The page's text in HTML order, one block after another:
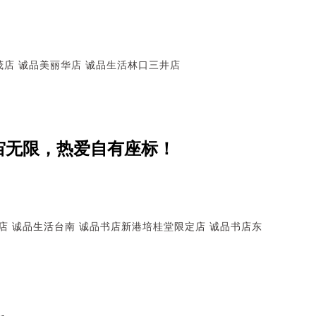
店 诚品美丽华店 诚品生活林口三井店
限，热爱自有座标！
诚品生活台南 诚品书店新港培桂堂限定店 诚品书店东